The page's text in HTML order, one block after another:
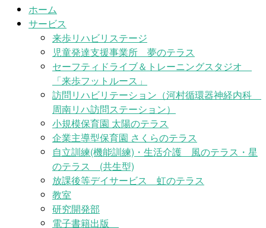
ホーム
サービス
来歩リハビリステージ
児童発達支援事業所 夢のテラス
セーフティドライブ＆トレーニングスタジオ
「来歩フットルース」
訪問リハビリテーション（河村循環器神経内科
周南リハ訪問ステーション）
小規模保育園 太陽のテラス
企業主導型保育園 さくらのテラス
自立訓練(機能訓練)・生活介護 風のテラス・星
のテラス (共生型)
放課後等デイサービス 虹のテラス
教室
研究開発部
電子書籍出版